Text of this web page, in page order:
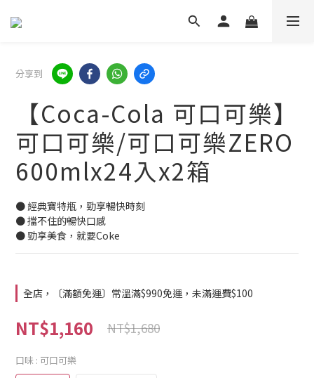
分享到
【Coca-Cola 可口可樂】
可口可樂/可口可樂ZERO
600mlx24入x2箱
● 經典寶特瓶，勁享暢快時刻
● 擋不住的暢快口感
● 勁享美食，就要Coke
全店，〔滿額免運〕常溫滿$990免運，未滿運費$100
NT$1,160 NT$1,680
口味 : 可口可樂